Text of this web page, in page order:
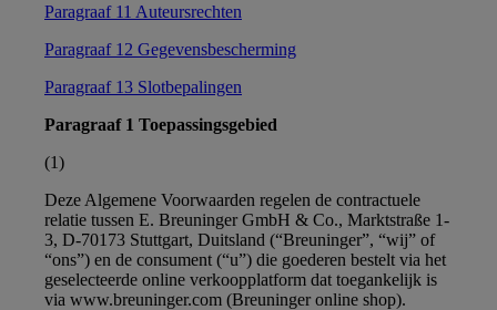
Paragraaf 11 Auteursrechten
Paragraaf 12 Gegevensbescherming
Paragraaf 13 Slotbepalingen
Paragraaf 1 Toepassingsgebied
(1)
Deze Algemene Voorwaarden regelen de contractuele
relatie tussen E. Breuninger GmbH & Co., Marktstraße 1-
3, D-70173 Stuttgart, Duitsland (“Breuninger”, “wij” of
“ons”) en de consument (“u”) die goederen bestelt via het
geselecteerde online verkoopplatform dat toegankelijk is
via www.breuninger.com (Breuninger online shop).